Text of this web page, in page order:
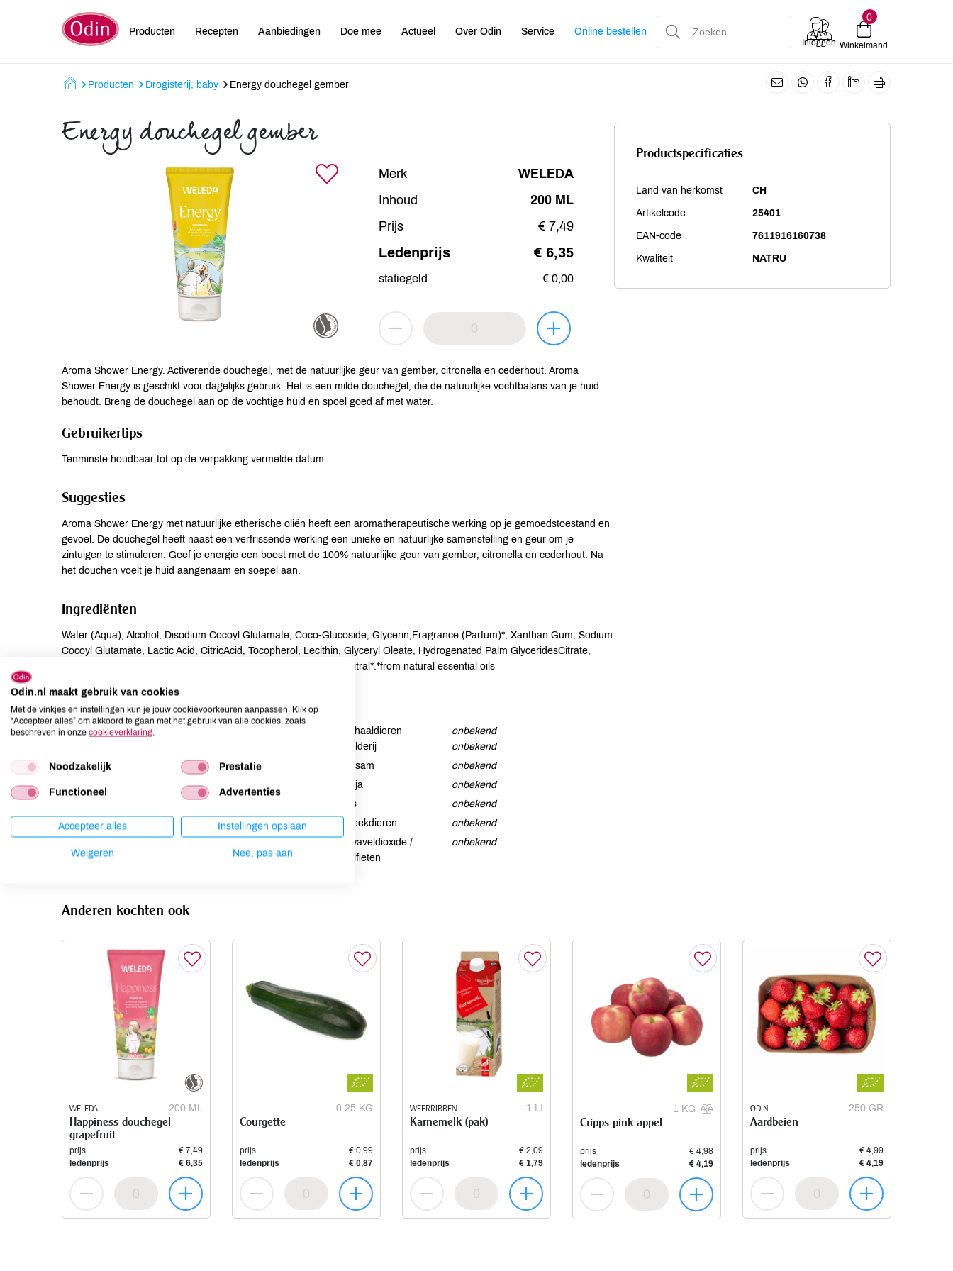
Producten Recepten Aanbiedingen Doe mee Actueel Over Odin Service Online bestellen
Inloggen
0
Winkelmand
Producten Drogisterij, baby Energy douchegel gember
Energy douchegel gember
Merk
WELEDA
Inhoud
200 ML
Prijs
€ 7,49
Ledenprijs € 6,35
statiegeld € 0,00
Aroma Shower Energy. Activerende douchegel, met de natuurlijke geur van gember, citronella en cederhout. Aroma
Shower Energy is geschikt voor dagelijks gebruik. Het is een milde douchegel, die de natuurlijke vochtbalans van je huid
behoudt. Breng de douchegel aan op de vochtige huid en spoel goed af met water.
Gebruikertips
Tenminste houdbaar tot op de verpakking vermelde datum.
Suggesties
Aroma Shower Energy met natuurlijke etherische oliën heeft een aromatherapeutische werking op je gemoedstoestand en
gevoel. De douchegel heeft naast een verfrissende werking een unieke en natuurlijke samenstelling en geur om je
zintuigen te stimuleren. Geef je energie een boost met de 100% natuurlijke geur van gember, citronella en cederhout. Na
het douchen voelt je huid aangenaam en soepel aan.
Ingrediënten
Water (Aqua), Alcohol, Disodium Cocoyl Glutamate, Coco-Glucoside, Glycerin,Fragrance (Parfum)*, Xanthan Gum, Sodium
Cocoyl Glutamate, Lactic Acid, CitricAcid, Tocopherol, Lecithin, Glyceryl Oleate, Hydrogenated Palm GlyceridesCitrate,
Ascorbyl Palmitate, Limonene*, Linalool*, Citronellol*, Geraniol*,Citral*.*from natural essential oils
Allergenen
Aardnoten
Gluten
onbekend
Lactose
onbekend
Mosterd
Noten
Schaaldieren
onbekend
Selderij
onbekend
Sesam
onbekend
Soja
onbekend
Vis
onbekend
Weekdieren
onbekend
Zwaveldioxide /
sulfieten
onbekend
Productspecificaties
Land van herkomst CH
Artikelcode 25401
EAN-code 7611916160738
Kwaliteit NATRU
Anderen kochten ook
WELEDA 200 ML
Happiness douchegel
grapefruit
prijs
€ 7,49
ledenprijs
€ 6,35
0.25 KG
Courgette
prijs
€ 0,99
ledenprijs
€ 0,87
WEERRIBBEN 1 LI
Karnemelk (pak)
prijs
€ 2,09
ledenprijs
€ 1,79
1 KG
Cripps pink appel
prijs
€ 4,98
ledenprijs
€ 4,19
ODIN 250 GR
Aardbeien
prijs
€ 4,99
ledenprijs
€ 4,19
Odin.nl maakt gebruik van cookies
Met de vinkjes en instellingen kun je jouw cookievoorkeuren aanpassen. Klik op
“Accepteer alles” om akkoord te gaan met het gebruik van alle cookies, zoals
beschreven in onze cookieverklaring.
Noodzakelijk Prestatie
Functioneel Advertenties
Accepteer alles Instellingen opslaan
Weigeren Nee, pas aan